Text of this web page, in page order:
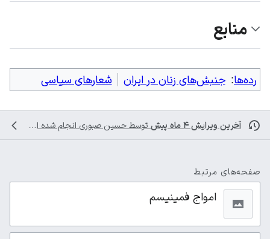
منابع
رده‌ها: جنبش‌های زنان در ایران شعارهای سیاسی
آخرین ویرایش ۴ ماه پیش توسط حسین صبوری انجام شده است
صفحه‌های مرتبط
امواج فمینیسم